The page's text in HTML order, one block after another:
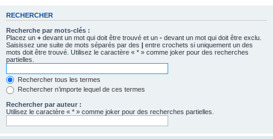
RECHERCHER
Recherche par mots-clés :
Placez un + devant un mot qui doit être trouvé et un - devant un mot qui doit être exclu.
Saisissez une suite de mots séparés par des | entre crochets si uniquement un des
mots doit être trouvé. Utilisez le caractère « * » comme joker pour des recherches
partielles.
Rechercher tous les termes
Rechercher n’importe lequel de ces termes
Rechercher par auteur :
Utilisez le caractère « * » comme joker pour des recherches partielles.